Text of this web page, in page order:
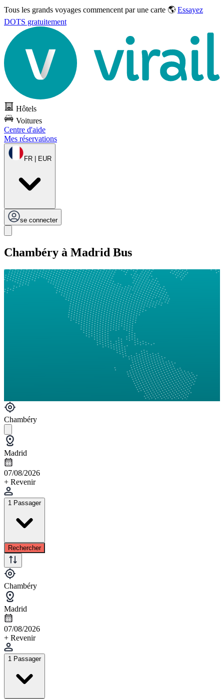
Tous les grands voyages commencent par une carte 🌎 Essayez
DOTS gratuitement
Hôtels
Voitures
Centre d'aide
Mes réservations
FR | EUR
se connecter
Chambéry à Madrid Bus
Chambéry
Madrid
07/08/2026
+ Revenir
1 Passager
Rechercher
Chambéry
Madrid
07/08/2026
+ Revenir
1 Passager